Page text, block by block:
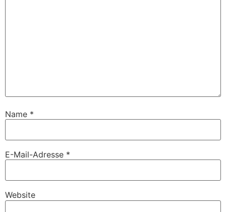
Name *
E-Mail-Adresse *
Website